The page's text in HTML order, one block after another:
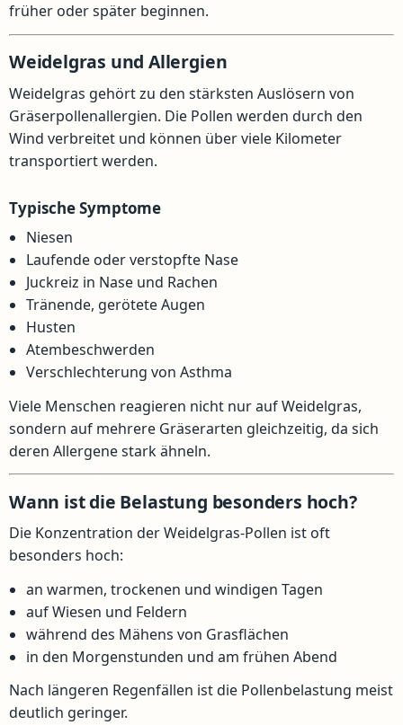
früher oder später beginnen.
Weidelgras und Allergien
Weidelgras gehört zu den stärksten Auslösern von
Gräserpollenallergien. Die Pollen werden durch den
Wind verbreitet und können über viele Kilometer
transportiert werden.
Typische Symptome
Niesen
Laufende oder verstopfte Nase
Juckreiz in Nase und Rachen
Tränende, gerötete Augen
Husten
Atembeschwerden
Verschlechterung von Asthma
Viele Menschen reagieren nicht nur auf Weidelgras,
sondern auf mehrere Gräserarten gleichzeitig, da sich
deren Allergene stark ähneln.
Wann ist die Belastung besonders hoch?
Die Konzentration der Weidelgras-Pollen ist oft
besonders hoch:
an warmen, trockenen und windigen Tagen
auf Wiesen und Feldern
während des Mähens von Grasflächen
in den Morgenstunden und am frühen Abend
Nach längeren Regenfällen ist die Pollenbelastung meist
deutlich geringer.